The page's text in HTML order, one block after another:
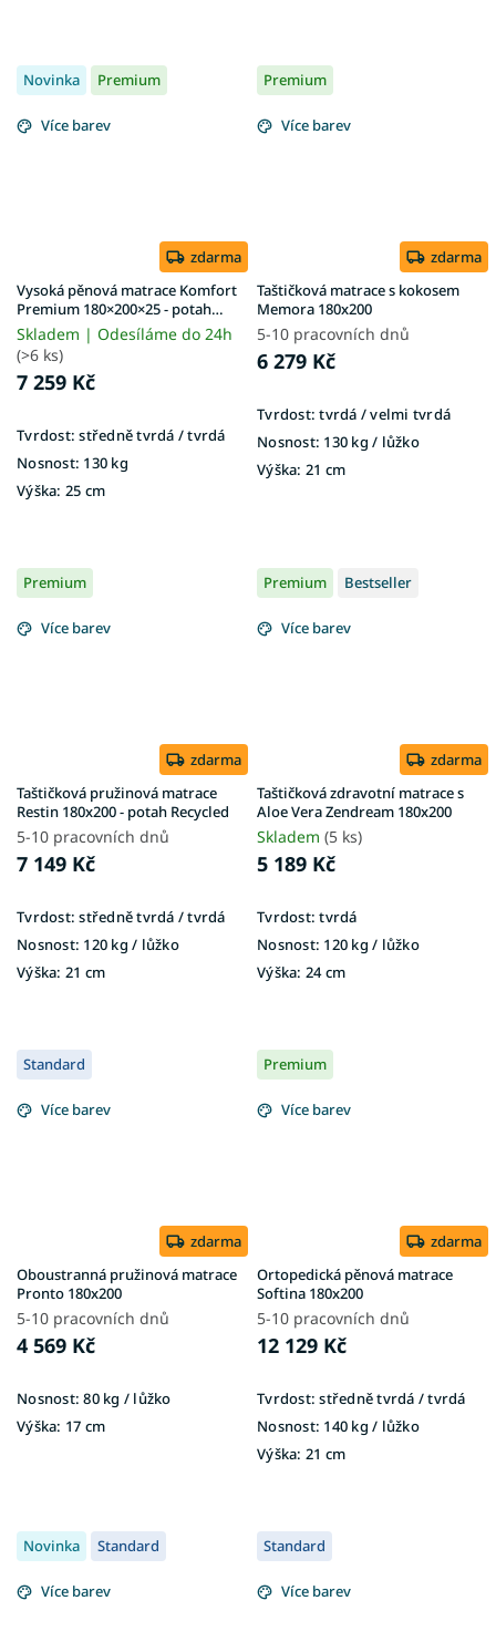
Novinka Premium
Více barev
zdarma
Vysoká pěnová matrace Komfort
Premium 180×200×25 - potah
Exclusive Premium
Skladem | Odesíláme do 24h
(>6 ks)
7 259 Kč
Tvrdost: středně tvrdá / tvrdá
Nosnost: 130 kg
Výška: 25 cm
Premium
Více barev
zdarma
Taštičková matrace s kokosem
Memora 180x200
5-10 pracovních dnů
6 279 Kč
Tvrdost: tvrdá / velmi tvrdá
Nosnost: 130 kg / lůžko
Výška: 21 cm
Premium
Více barev
zdarma
Taštičková pružinová matrace
Restin 180x200 - potah Recycled
5-10 pracovních dnů
7 149 Kč
Tvrdost: středně tvrdá / tvrdá
Nosnost: 120 kg ​​​​​/ lůžko
Výška: 21 cm
Premium Bestseller
Více barev
zdarma
Taštičková zdravotní matrace s
Aloe Vera Zendream 180x200
Skladem (5 ks)
5 189 Kč
Tvrdost: tvrdá
Nosnost: 120 kg / lůžko
Výška: 24 cm
Standard
Více barev
zdarma
Oboustranná pružinová matrace
Pronto 180x200
5-10 pracovních dnů
4 569 Kč
Nosnost: 80 kg / lůžko
Výška: 17 cm
Premium
Více barev
zdarma
Ortopedická pěnová matrace
Softina 180x200
5-10 pracovních dnů
12 129 Kč
Tvrdost: středně tvrdá / tvrdá
Nosnost: 140 kg / lůžko
Výška: 21 cm
Novinka Standard
Více barev
Standard
Více barev